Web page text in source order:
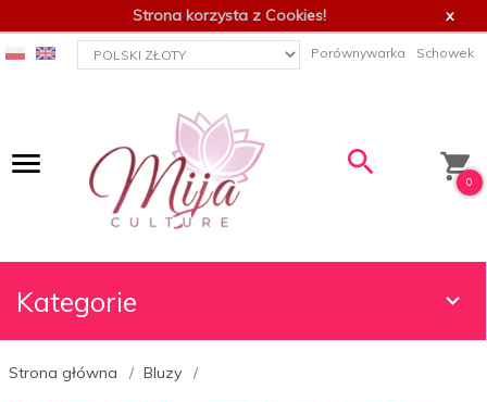
Strona korzysta z Cookies! x
currency_h Porównywarka Schowek
0
Kategorie
Strona główna Bluzy